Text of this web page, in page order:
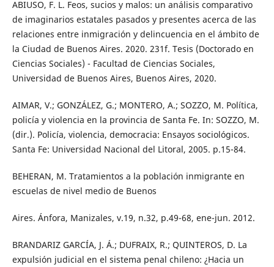
ABIUSO, F. L. Feos, sucios y malos: un análisis comparativo
de imaginarios estatales pasados y presentes acerca de las
relaciones entre inmigración y delincuencia en el ámbito de
la Ciudad de Buenos Aires. 2020. 231f. Tesis (Doctorado en
Ciencias Sociales) - Facultad de Ciencias Sociales,
Universidad de Buenos Aires, Buenos Aires, 2020.
AIMAR, V.; GONZÁLEZ, G.; MONTERO, A.; SOZZO, M. Política,
policía y violencia en la provincia de Santa Fe. In: SOZZO, M.
(dir.). Policía, violencia, democracia: Ensayos sociológicos.
Santa Fe: Universidad Nacional del Litoral, 2005. p.15-84.
BEHERAN, M. Tratamientos a la población inmigrante en
escuelas de nivel medio de Buenos
Aires. Ánfora, Manizales, v.19, n.32, p.49-68, ene-jun. 2012.
BRANDARIZ GARCÍA, J. Á.; DUFRAIX, R.; QUINTEROS, D. La
expulsión judicial en el sistema penal chileno: ¿Hacia un